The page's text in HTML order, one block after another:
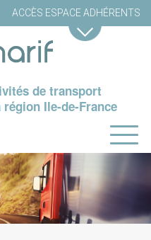
ACCÈS ESPACE ADHÉRENTS
de transport
Ile-de-France